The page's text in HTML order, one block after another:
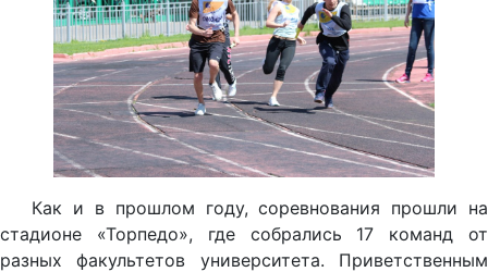
Как и в прошлом году, соревнования прошли на
стадионе «Торпедо», где собрались 17 команд от
разных факультетов университета. Приветственным